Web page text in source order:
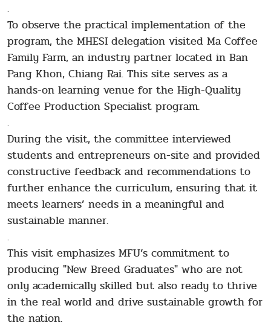
.
To observe the practical implementation of the
program, the MHESI delegation visited Ma Coffee
Family Farm, an industry partner located in Ban
Pang Khon, Chiang Rai. This site serves as a
hands-on learning venue for the High-Quality
Coffee Production Specialist program.
.
During the visit, the committee interviewed
students and entrepreneurs on-site and provided
constructive feedback and recommendations to
further enhance the curriculum, ensuring that it
meets learners’ needs in a meaningful and
sustainable manner.
.
This visit emphasizes MFU’s commitment to
producing "New Breed Graduates" who are not
only academically skilled but also ready to thrive
in the real world and drive sustainable growth for
the nation.